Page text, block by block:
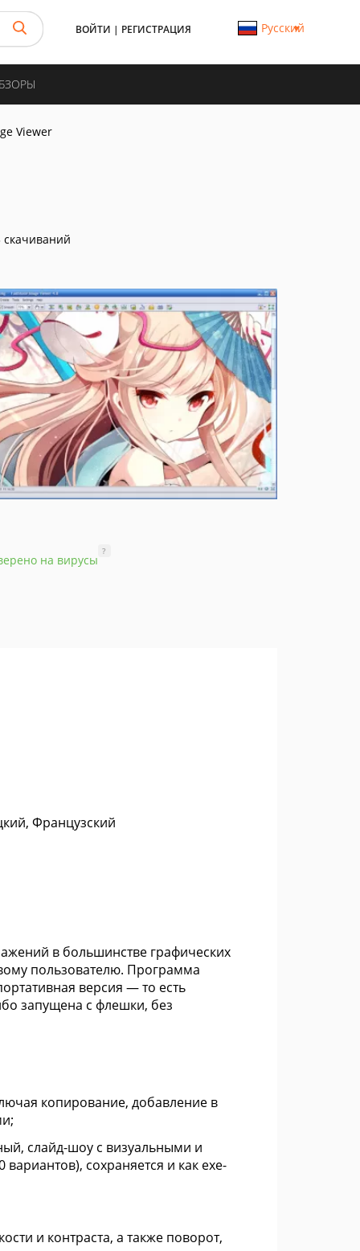
ВОЙТИ | РЕГИСТРАЦИЯ Русский
Viewer
на вирусы
?
Французский
в большинстве графических
пользователю. Программа
версия — то есть
запущена с флешки, без
копирование, добавление в
слайд-шоу с визуальными и
сохраняется и как exe-
и контраста, а также поворот,